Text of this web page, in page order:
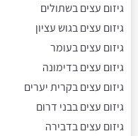
גיזום עצים בשתולים
גיזום עצים בגוש עציון
גיזום עצים בעומר
גיזום עצים בדימונה
גיזום עצים בקרית יערים
גיזום עצים בבני דרום
גיזום עצים בדבירה